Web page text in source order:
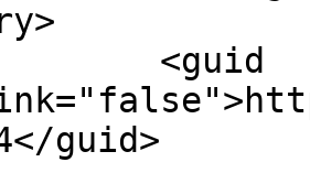
guid>